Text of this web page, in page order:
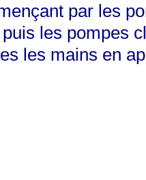
par les
les pompes
les mains en